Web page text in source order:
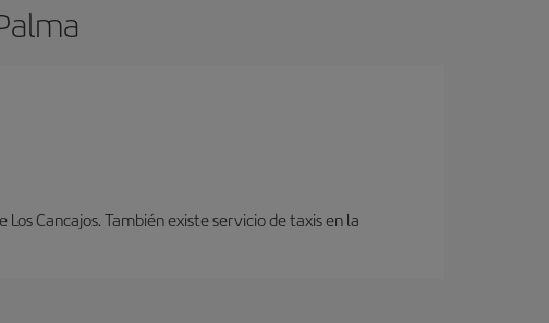
Cancajos. También existe servicio de taxis en la